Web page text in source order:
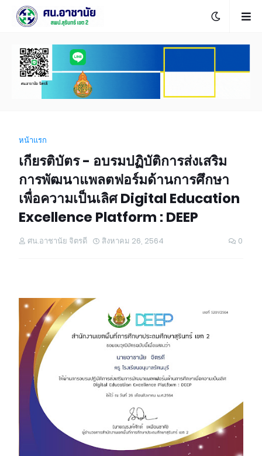
หน้าแรก
เกียรติบัตร - อบรมปฏิบัติการส่งเสริม
การพัฒนาแพลตฟอร์มด้านการศึกษา
เพื่อความเป็นเลิศ Digital Education
Excellence Platform : DEEP
ศน.อาชานัย จิตรดี สิงหาคม 26, 2564 0